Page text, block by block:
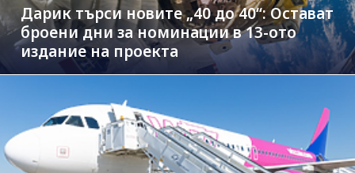
Дарик търси новите „40 до 40“: Остават
броени дни за номинации в 13-ото
издание на проекта